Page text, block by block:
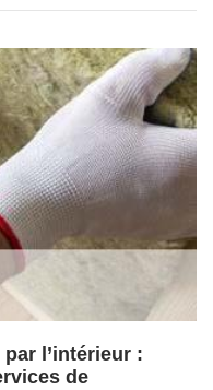
l’intérieur :
de